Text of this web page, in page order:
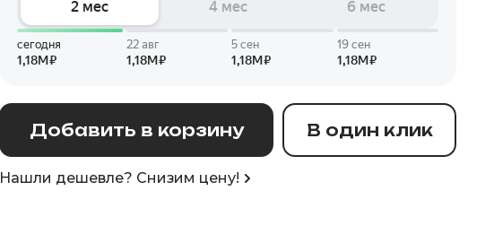
Добавить в корзину В один клик
Нашли дешевле? Снизим цену!